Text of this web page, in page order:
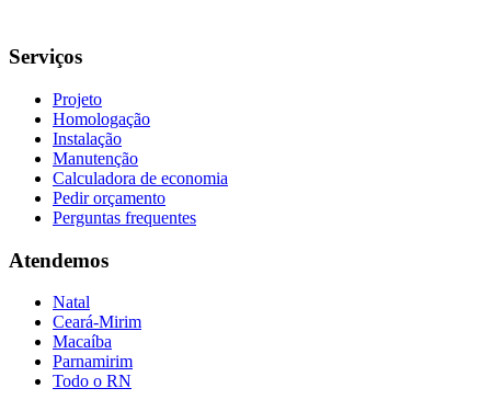
Serviços
Projeto
Homologação
Instalação
Manutenção
Calculadora de economia
Pedir orçamento
Perguntas frequentes
Atendemos
Natal
Ceará-Mirim
Macaíba
Parnamirim
Todo o RN